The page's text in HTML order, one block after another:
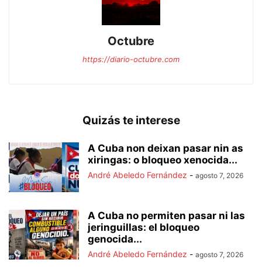
Octubre
https://diario-octubre.com
Quizás te interese
A Cuba non deixan pasar nin as
xiringas: o bloqueo xenocida...
André Abeledo Fernández - agosto 7, 2026
A Cuba no permiten pasar ni las
jeringuillas: el bloqueo
genocida...
André Abeledo Fernández - agosto 7, 2026